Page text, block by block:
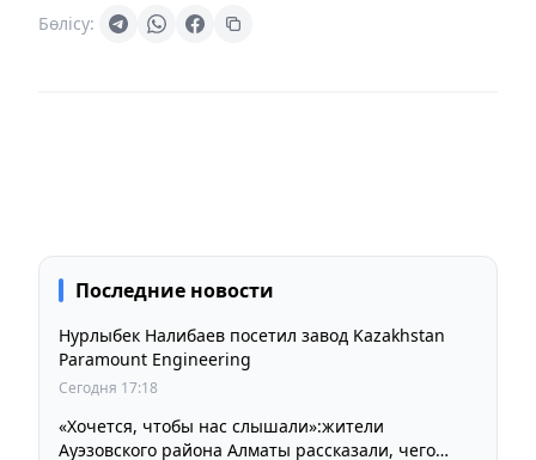
Бөлісу:
Последние новости
Нурлыбек Налибаев посетил завод Kazakhstan
Paramount Engineering
Сегодня 17:18
«Хочется, чтобы нас слышали»:жители
Ауэзовского района Алматы рассказали, чего